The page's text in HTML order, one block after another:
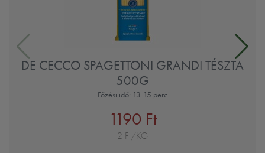
DE CECCO SPAGETTONI GRANDI TÉSZTA
500G
Főzési idő: 13-15 perc
1190 Ft
2 Ft/KG